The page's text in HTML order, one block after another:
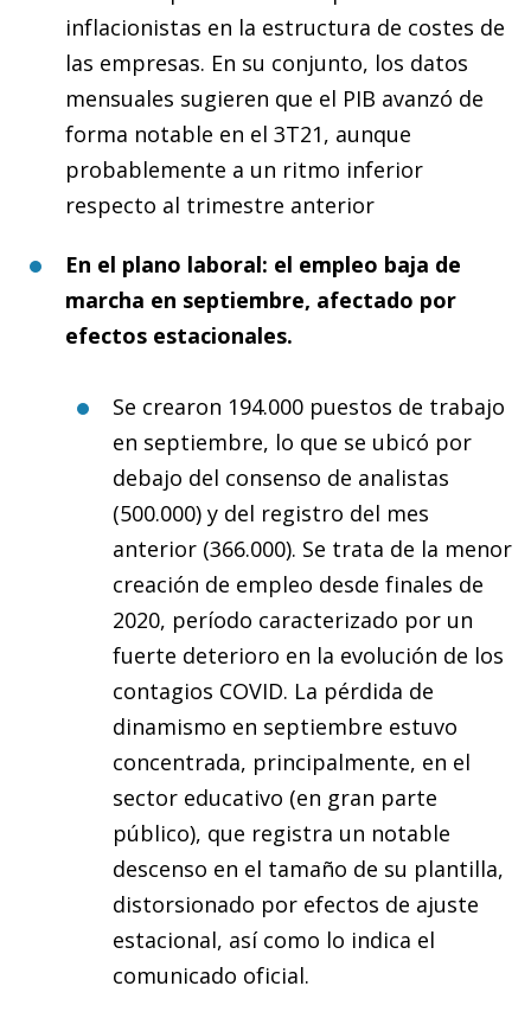
inflacionistas en la estructura de costes de
las empresas. En su conjunto, los datos
mensuales sugieren que el PIB avanzó de
forma notable en el 3T21, aunque
probablemente a un ritmo inferior
respecto al trimestre anterior
En el plano laboral: el empleo baja de
marcha en septiembre, afectado por
efectos estacionales.
Se crearon 194.000 puestos de trabajo
en septiembre, lo que se ubicó por
debajo del consenso de analistas
(500.000) y del registro del mes
anterior (366.000). Se trata de la menor
creación de empleo desde finales de
2020, período caracterizado por un
fuerte deterioro en la evolución de los
contagios COVID. La pérdida de
dinamismo en septiembre estuvo
concentrada, principalmente, en el
sector educativo (en gran parte
público), que registra un notable
descenso en el tamaño de su plantilla,
distorsionado por efectos de ajuste
estacional, así como lo indica el
comunicado oficial.